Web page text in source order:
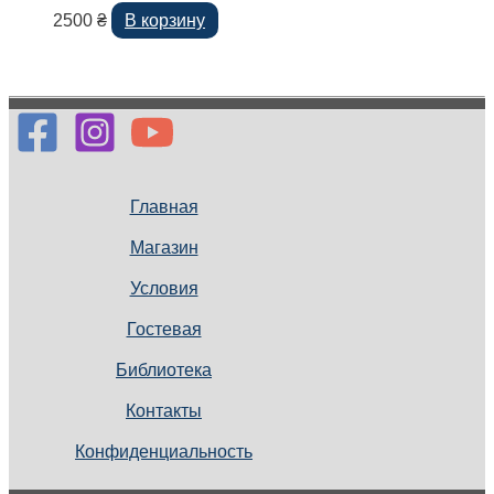
2500 ₴ В корзину
Главная
Магазин
Условия
Гостевая
Библиотека
Контакты
Конфиденциальность